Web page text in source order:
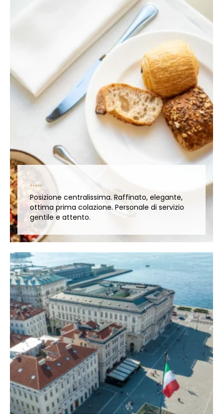
Posizione centralissima. Raffinato, elegante,
ottima prima colazione. Personale di servizio
gentile e attento.